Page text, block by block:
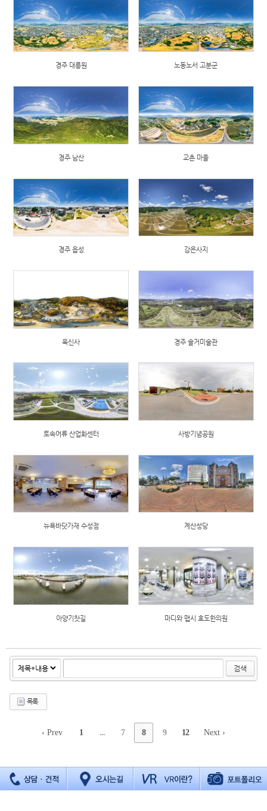
경주 대릉원 노동노서 고분군
경주 남산 교촌 마을
경주 읍성 감은사지
육신사 경주 솔거미술관
토속어류 산업화센터 사방기념공원
뉴욕바닷가재 수성점 계산성당
아양기찻길 마디와 맵시 효도한의원
검색
목록
‹ Prev 1 ... 7 8 9 12 Next ›